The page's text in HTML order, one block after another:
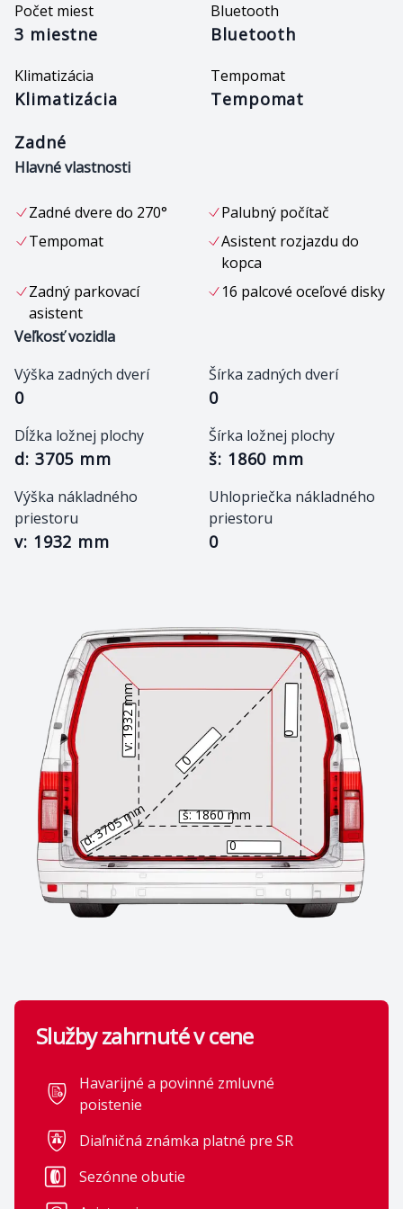
Počet miest
3 miestne
Bluetooth
Bluetooth
Klimatizácia
Klimatizácia
Tempomat
Tempomat
Zadné
Hlavné vlastnosti
Zadné dvere do 270°
Palubný počítač
Tempomat
Asistent rozjazdu do
kopca
Zadný parkovací
asistent
16 palcové oceľové disky
Veľkosť vozidla
Výška zadných dverí
0
Šírka zadných dverí
0
Dĺžka ložnej plochy
d: 3705 mm
Šírka ložnej plochy
š: 1860 mm
Výška nákladného
priestoru
v: 1932 mm
Uhlopriečka nákladného
priestoru
0
d: 3705 mm š: 1860 mm
v: 1932 mm
0
0
0
Komfort
Elektricky ovládané,
vyhrievané spätné
Služby zahrnuté v cene
Havarijné a povinné zmluvné
poistenie
Diaľničná známka platné pre SR
Sezónne obutie